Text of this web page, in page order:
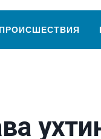
ПРОИСШЕСТВИЯ